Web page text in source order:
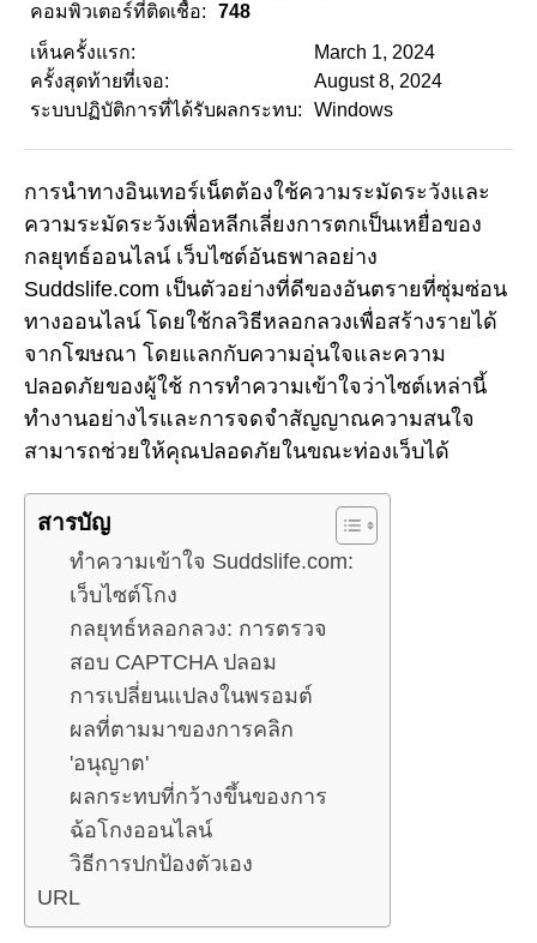
คอมพิวเตอร์ที่ติดเชื้อ:
748
เห็นครั้งแรก:
March 1, 2024
ครั้งสุดท้ายที่เจอ:
August 8, 2024
ระบบปฏิบัติการที่ได้รับผลกระทบ:
Windows
การนำทางอินเทอร์เน็ตต้องใช้ความระมัดระวังและ
ความระมัดระวังเพื่อหลีกเลี่ยงการตกเป็นเหยื่อของ
กลยุทธ์ออนไลน์ เว็บไซต์อันธพาลอย่าง
Suddslife.com เป็นตัวอย่างที่ดีของอันตรายที่ซุ่มซ่อน
ทางออนไลน์ โดยใช้กลวิธีหลอกลวงเพื่อสร้างรายได้
จากโฆษณา โดยแลกกับความอุ่นใจและความ
ปลอดภัยของผู้ใช้ การทำความเข้าใจว่าไซต์เหล่านี้
ทำงานอย่างไรและการจดจำสัญญาณความสนใจ
สามารถช่วยให้คุณปลอดภัยในขณะท่องเว็บได้
สารบัญ
ทำความเข้าใจ Suddslife.com:
เว็บไซต์โกง
กลยุทธ์หลอกลวง: การตรวจ
สอบ CAPTCHA ปลอม
การเปลี่ยนแปลงในพรอมต์
ผลที่ตามมาของการคลิก
'อนุญาต'
ผลกระทบที่กว้างขึ้นของการ
ฉ้อโกงออนไลน์
วิธีการปกป้องตัวเอง
URL